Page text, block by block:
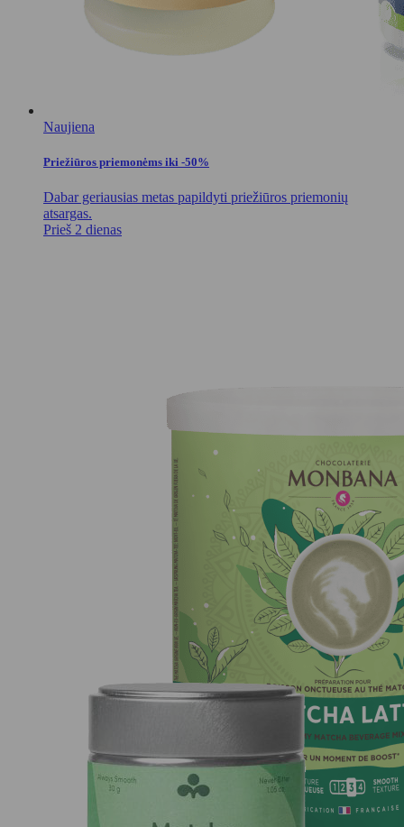
Naujiena
Priežiūros priemonėms iki -50%
Dabar geriausias metas papildyti priežiūros priemonių
atsargas.
Prieš 2 dienas